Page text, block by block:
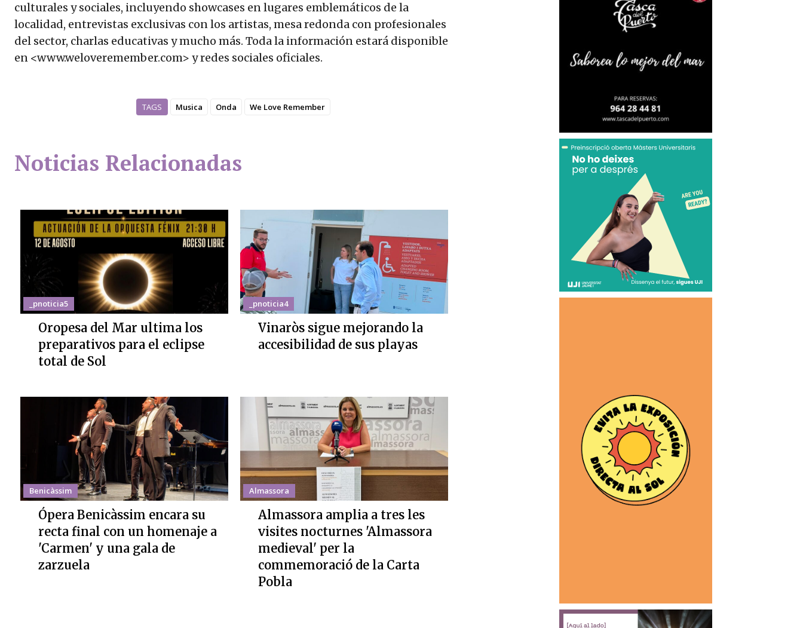
culturales y sociales, incluyendo showcases en lugares emblemáticos de la
localidad, entrevistas exclusivas con los artistas, mesa redonda con profesionales
del sector, charlas educativas y mucho más. Toda la información estará disponible
en <www.weloveremember.com> y redes sociales oficiales.
TAGS Musica Onda We Love Remember
Noticias Relacionadas
_pnoticia5
Oropesa del Mar ultima los
preparativos para el eclipse
total de Sol
_pnoticia4
Vinaròs sigue mejorando la
accesibilidad de sus playas
Benicàssim
Ópera Benicàssim encara su
recta final con un homenaje a
'Carmen' y una gala de
zarzuela
Almassora
Almassora amplia a tres les
visites nocturnes 'Almassora
medieval' per la
commemoració de la Carta
Pobla